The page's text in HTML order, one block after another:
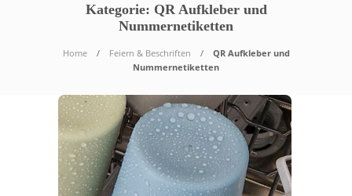
Kategorie: QR Aufkleber und
Nummernetiketten
Home Feiern & Beschriften
QR Aufkleber und
Nummernetiketten